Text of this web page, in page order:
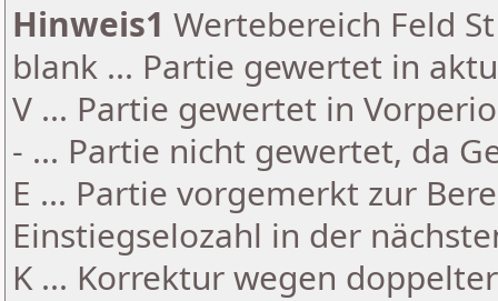
Hinweis1 Wertebereich Feld
blank ... Partie gewertet in
V ... Partie gewertet in
- ... Partie nicht gewertet, da
E ... Partie vorgemerkt zur
Einstiegselozahl in der
K ... Korrektur wegen